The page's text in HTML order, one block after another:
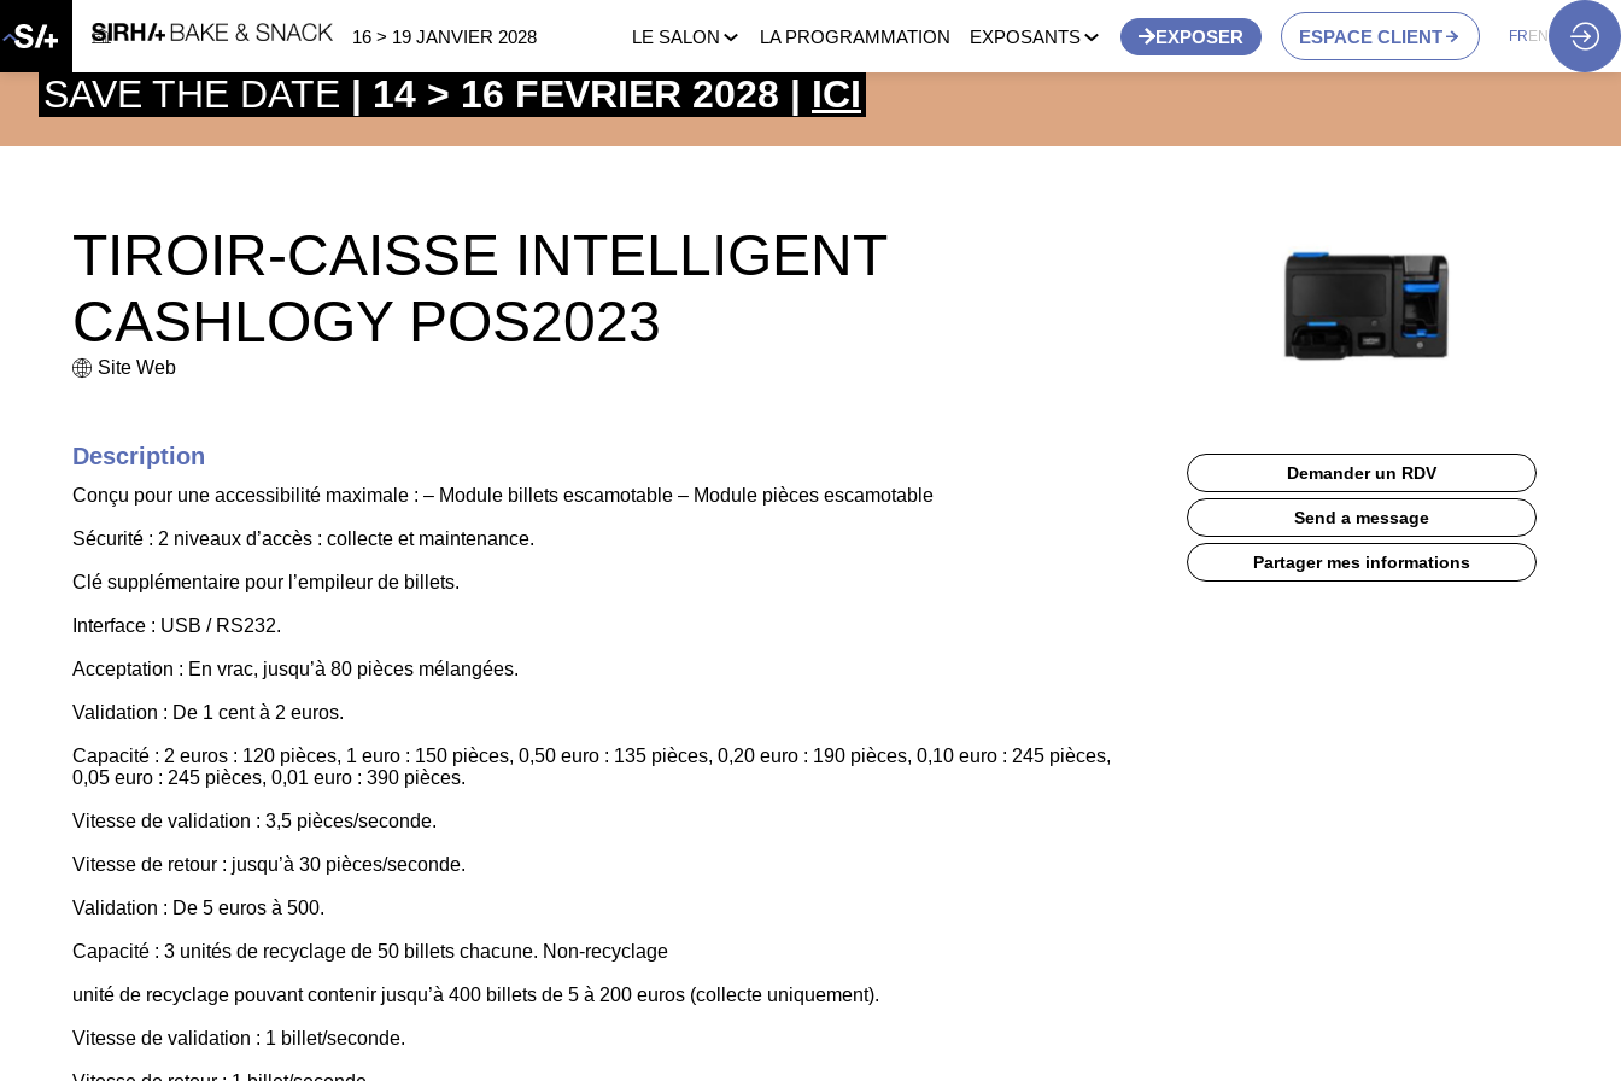
16 > 19 JANVIER 2028 LE SALON LA PROGRAMMATION EXPOSANTS EXPOSER ESPACE CLIENT FR EN
TIROIR-CAISSE INTELLIGENT
CASHLOGY POS2023
Site Web
Demander un RDV
Send a message
Partager mes informations
Description
Conçu pour une accessibilité maximale : – Module billets escamotable – Module pièces escamotable
Sécurité : 2 niveaux d’accès : collecte et maintenance.
Clé supplémentaire pour l’empileur de billets.
Interface : USB / RS232.
Acceptation : En vrac, jusqu’à 80 pièces mélangées.
Validation : De 1 cent à 2 euros.
Capacité : 2 euros : 120 pièces, 1 euro : 150 pièces, 0,50 euro : 135 pièces, 0,20 euro : 190 pièces, 0,10 euro : 245 pièces,
0,05 euro : 245 pièces, 0,01 euro : 390 pièces.
Vitesse de validation : 3,5 pièces/seconde.
Vitesse de retour : jusqu’à 30 pièces/seconde.
Validation : De 5 euros à 500.
Capacité : 3 unités de recyclage de 50 billets chacune. Non-recyclage
unité de recyclage pouvant contenir jusqu’à 400 billets de 5 à 200 euros (collecte uniquement).
Vitesse de validation : 1 billet/seconde.
SAVE THE DATE | 14 > 16 FEVRIER 2028 | ICI